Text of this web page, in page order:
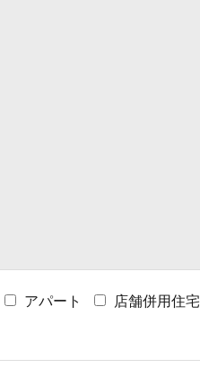
アパート
店舗併用住宅